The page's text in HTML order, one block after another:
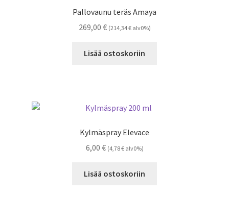
Pallovaunu teräs Amaya
269,00 € (214,34€alv0%)
Lisää ostoskoriin
Kylmäspray Elevace
6,00 € (4,78€alv0%)
Lisää ostoskoriin